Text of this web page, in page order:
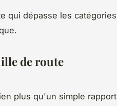
qui dépasse les catégories
de route
plus qu'un simple rapport